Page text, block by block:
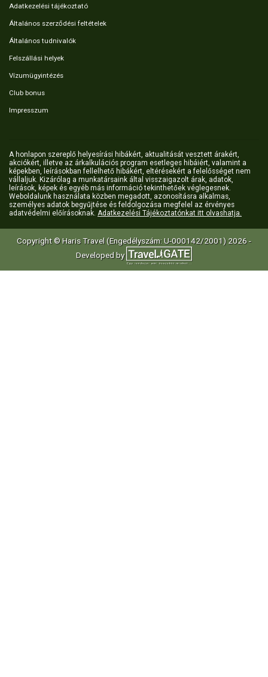
Adatkezelési tájékoztató
Általános szerződési feltételek
Általános tudnivalók
Felszállási helyek
Vízumügyintézés
Club bonus
Impresszum
A honlapon szereplő helyesírási hibákért, aktualitását vesztett árakért,
akciókért, illetve az árkalkulációs program esetleges hibáiért, valamint a
képekben, leírásokban fellelhető hibákért, eltérésekért a felelősséget nem
vállaljuk. Kizárólag a munkatársaink által visszaigazolt árak, adatok,
leírások, képek és egyéb más információ tekinthetőek véglegesnek.
Weboldalunk használata közben megadott, azonosításra alkalmas,
személyes adatok begyűjtése és feldolgozása megfelel az érvényes
adatvédelmi előírásoknak. Adatkezelési Tájékoztatónkat itt olvashatja.
Copyright © Haris Travel (Engedélyszám: U-000142/2001) 2026 -
Developed by